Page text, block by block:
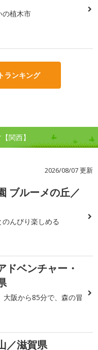
の植木市
ランキング
関西】
2026/08/07 更新
ブルーメの丘／
んびり楽しめる
ドベンチャー・
大阪から85分で、森の冒
／滋賀県